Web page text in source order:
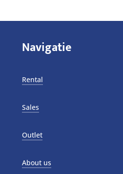
Navigatie
Rental
Sales
Outlet
About us